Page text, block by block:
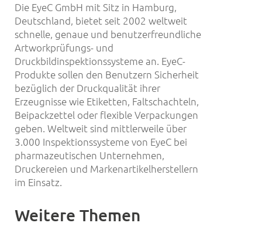
Die EyeC GmbH mit Sitz in Hamburg,
Deutschland, bietet seit 2002 weltweit
schnelle, genaue und benutzerfreundliche
Artworkprüfungs- und
Druckbildinspektionssysteme an. EyeC-
Produkte sollen den Benutzern Sicherheit
bezüglich der Druckqualität ihrer
Erzeugnisse wie Etiketten, Faltschachteln,
Beipackzettel oder flexible Verpackungen
geben. Weltweit sind mittlerweile über
3.000 Inspektionssysteme von EyeC bei
pharmazeutischen Unternehmen,
Druckereien und Markenartikelherstellern
im Einsatz.
Weitere Themen